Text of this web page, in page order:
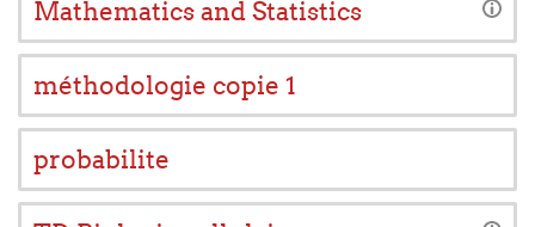
Mathematics and Statistics
méthodologie copie 1
probabilite